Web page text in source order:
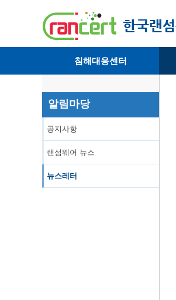
침해대응센터
· 침해피해신고
· 개인정보취급방침
알림마당
공지사항
랜섬웨어 뉴스
뉴스레터